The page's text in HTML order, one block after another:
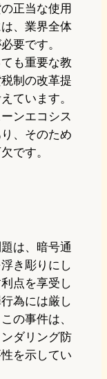
正当な使用
、業界全体
要です。
も重要な教
制の改革提
ています。
ンエコシス
、そのため
です。
は、暗号通
き彫りにし
点を享受し
為には厳し
の事件は、
ダリング防
を示してい